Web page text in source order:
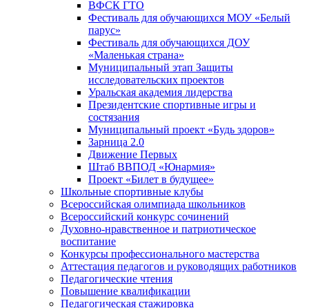
ВФСК ГТО
Фестиваль для обучающихся МОУ «Белый
парус»
Фестиваль для обучающихся ДОУ
«Маленькая страна»
Муниципальный этап Защиты
исследовательских проектов
Уральская академия лидерства
Президентские спортивные игры и
состязания
Муниципальный проект «Будь здоров»
Зарница 2.0
Движение Первых
Штаб ВВПОД «Юнармия»
Проект «Билет в будущее»
Школьные спортивные клубы
Всероссийская олимпиада школьников
Всероссийский конкурс сочинений
Духовно-нравственное и патриотическое
воспитание
Конкурсы профессионального мастерства
Аттестация педагогов и руководящих работников
Педагогические чтения
Повышение квалификации
Педагогическая стажировка